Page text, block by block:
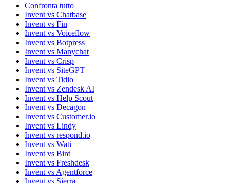
Confronta tutto
Invent vs Chatbase
Invent vs Fin
Invent vs Voiceflow
Invent vs Botpress
Invent vs Manychat
Invent vs Crisp
Invent vs SiteGPT
Invent vs Tidio
Invent vs Zendesk AI
Invent vs Help Scout
Invent vs Decagon
Invent vs Customer.io
Invent vs Lindy
Invent vs respond.io
Invent vs Wati
Invent vs Bird
Invent vs Freshdesk
Invent vs Agentforce
Invent vs Sierra